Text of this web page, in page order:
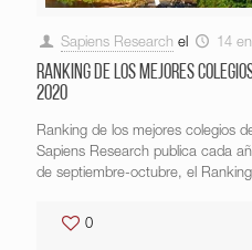
Sapiens Research el 14
Ranking de los mejores
2020
Ranking de los mejores colegios
Sapiens Research publica cada
de septiembre-octubre, el
0